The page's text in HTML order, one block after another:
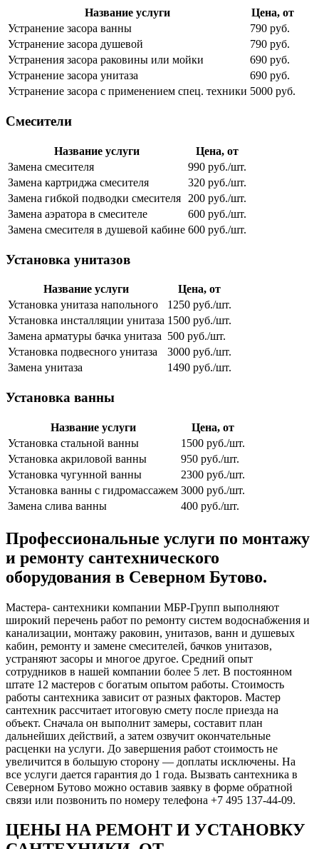
Название услуги
Цена, от
Устранение засора ванны
790 руб.
Устранение засора душевой
790 руб.
Устранения засора раковины или мойки
690 руб.
Устранение засора унитаза
690 руб.
Устранение засора с применением спец. техники 5000 руб.
Смесители
Название услуги
Цена, от
Замена смесителя
990 руб./шт.
Замена картриджа смесителя
320 руб./шт.
Замена гибкой подводки смесителя
200 руб./шт.
Замена аэратора в смесителе
600 руб./шт.
Замена смесителя в душевой кабине 600 руб./шт.
Установка унитазов
Название услуги
Цена, от
Установка унитаза напольного
1250 руб./шт.
Установка инсталляции унитаза 1500 руб./шт.
Замена арматуры бачка унитаза 500 руб./шт.
Установка подвесного унитаза
3000 руб./шт.
Замена унитаза
1490 руб./шт.
Установка ванны
Название услуги
Цена, от
Установка стальной ванны
1500 руб./шт.
Установка акриловой ванны
950 руб./шт.
Установка чугунной ванны
2300 руб./шт.
Установка ванны с гидромассажем 3000 руб./шт.
Замена слива ванны
400 руб./шт.
Профессиональные услуги по монтажу
и ремонту сантехнического
оборудования в Северном Бутово.
Мастера- сантехники компании МБР-Групп выполняют
широкий перечень работ по ремонту систем водоснабжения и
канализации, монтажу раковин, унитазов, ванн и душевых
кабин, ремонту и замене смесителей, бачков унитазов,
устраняют засоры и многое другое. Средний опыт
сотрудников в нашей компании более 5 лет. В постоянном
штате 12 мастеров с богатым опытом работы. Стоимость
работы сантехника зависит от разных факторов. Мастер
сантехник рассчитает итоговую смету после приезда на
объект. Сначала он выполнит замеры, составит план
дальнейших действий, а затем озвучит окончательные
расценки на услуги. До завершения работ стоимость не
увеличится в большую сторону ― доплаты исключены. На
все услуги дается гарантия до 1 года. Вызвать сантехника в
Северном Бутово можно оставив заявку в форме обратной
связи или позвонить по номеру телефона +7 495 137-44-09.
ЦЕНЫ НА РЕМОНТ И УСТАНОВКУ